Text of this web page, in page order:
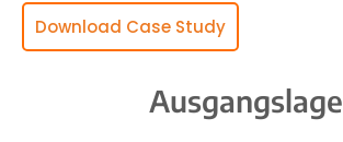
Download Case Study
Ausgangslage